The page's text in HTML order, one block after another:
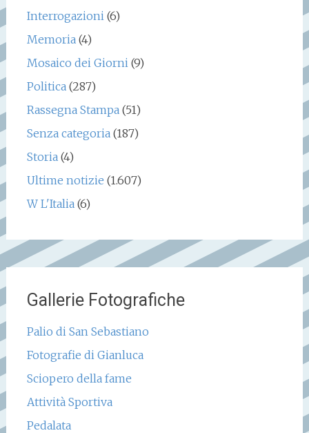
Interrogazioni (6)
Memoria (4)
Mosaico dei Giorni (9)
Politica (287)
Rassegna Stampa (51)
Senza categoria (187)
Storia (4)
Ultime notizie (1.607)
W L'Italia (6)
Gallerie Fotografiche
Palio di San Sebastiano
Fotografie di Gianluca
Sciopero della fame
Attività Sportiva
Pedalata